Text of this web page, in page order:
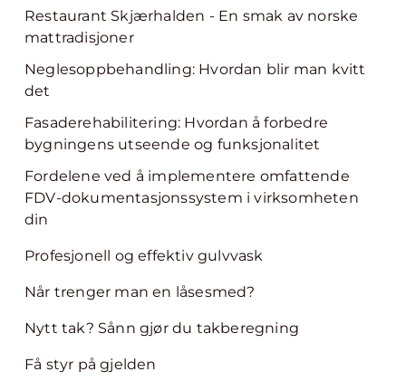
Restaurant Skjærhalden - En smak av norske
mattradisjoner
Neglesoppbehandling: Hvordan blir man kvitt
det
Fasaderehabilitering: Hvordan å forbedre
bygningens utseende og funksjonalitet
Fordelene ved å implementere omfattende
FDV-dokumentasjonssystem i virksomheten
din
Profesjonell og effektiv gulvvask
Når trenger man en låsesmed?
Nytt tak? Sånn gjør du takberegning
Få styr på gjelden